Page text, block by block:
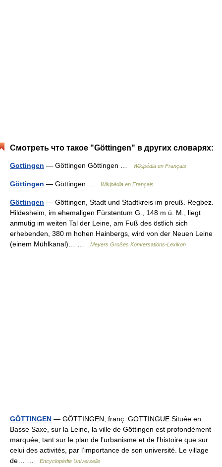
Смотреть что такое "Göttingen" в других словарях:
Gottingen — Göttingen Göttingen … Wikipédia en Français
Göttingen — Göttingen … Wikipédia en Français
Göttingen — Göttingen, Stadt und Stadtkreis im preuß. Regbez.
Hildesheim, im ehemaligen Fürstentum G., 148 m ü. M., liegt
anmutig im weiten Tal der Leine, am Fuß des östlich sich
erhebenden, 380 m hohen Hainbergs, wird von der Neuen Leine
(einem Mühlkanal)… …
Meyers Großes Konversations-Lexikon
GÖTTINGEN — GÖTTINGEN, franç. GOTTINGUE Située en
Basse Saxe, sur la Leine, la ville de Göttingen est profondément
marquée, tant sur le plan de l’urbanisme et de l’histoire que sur
celui des activités, par l’importance de son université. Le village
de… …
Encyclopédie Universelle